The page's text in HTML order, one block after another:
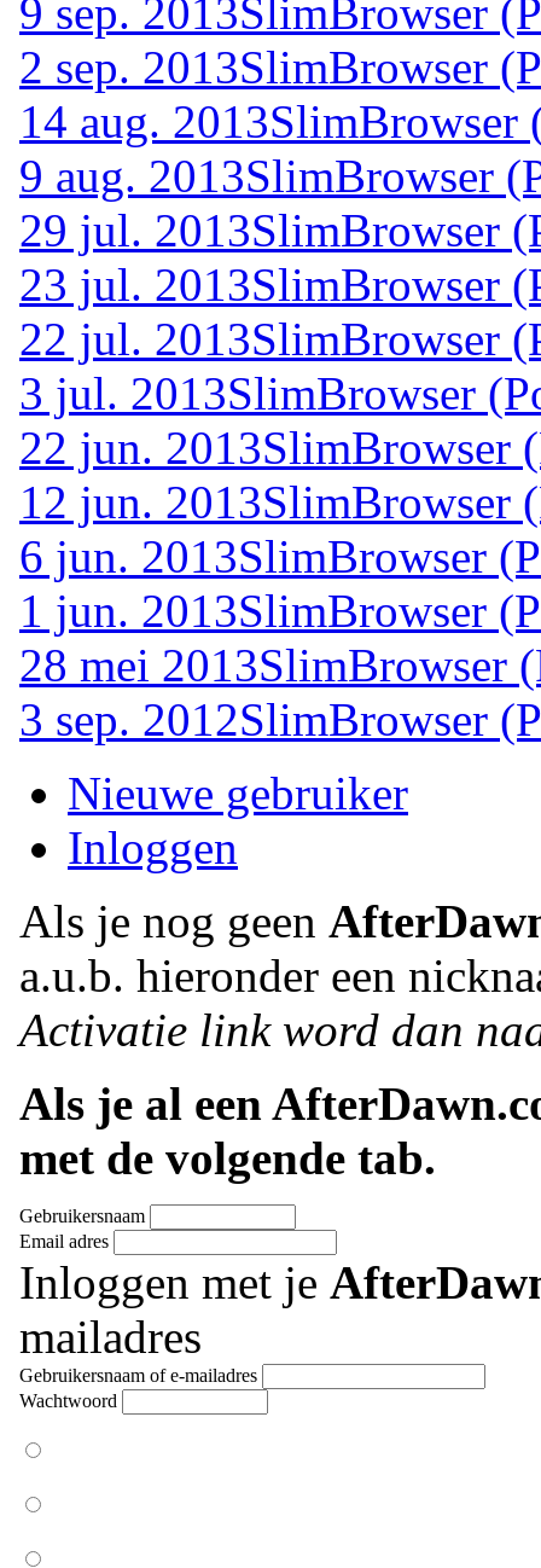
9 sep. 2013SlimBrowser
2 sep. 2013SlimBrowser
14 aug. 2013SlimBrowser
9 aug. 2013SlimBrowser
29 jul. 2013SlimBrowser
23 jul. 2013SlimBrowser
22 jul. 2013SlimBrowser
3 jul. 2013SlimBrowser
22 jun. 2013SlimBrowser
12 jun. 2013SlimBrowser
6 jun. 2013SlimBrowser
1 jun. 2013SlimBrowser
28 mei 2013SlimBrowser
3 sep. 2012SlimBrowser
Nieuwe gebruiker
Inloggen
Als je nog geen
a.u.b. hieronder een
Activatie link word dan
Als je al een
met de volgende tab.
Gebruikersnaam
Email adres
Inloggen met je
mailadres
Gebruikersnaam of e-mailadres
Wachtwoord